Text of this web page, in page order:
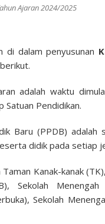
Ajaran 2024/2025
di dalam penyusunan
adalah waktu
Satuan Pendidikan.
Baru (PPDB) adalah
didik pada setiap
Kanak-kanak
Sekolah
Sekolah